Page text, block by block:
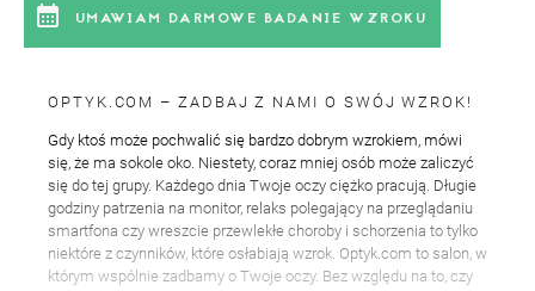
calendar_month UMAWIAM DARMOWE BADANIE WZROKU
OPTYK.COM – ZADBAJ Z NAMI O SWÓJ WZROK!
Gdy ktoś może pochwalić się bardzo dobrym wzrokiem, mówi
się, że ma sokole oko. Niestety, coraz mniej osób może zaliczyć
się do tej grupy. Każdego dnia Twoje oczy ciężko pracują. Długie
godziny patrzenia na monitor, relaks polegający na przeglądaniu
smartfona czy wreszcie przewlekłe choroby i schorzenia to tylko
niektóre z czynników, które osłabiają wzrok. Optyk.com to salon, w
którym wspólnie zadbamy o Twoje oczy. Bez względu na to, czy